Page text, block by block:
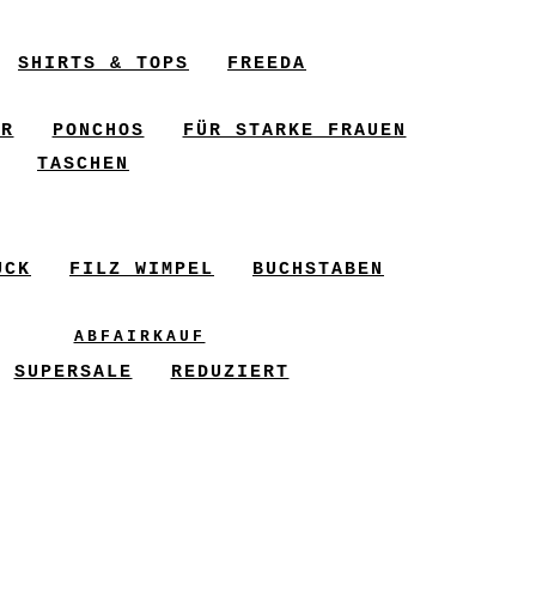
SHIRTS & TOPS FREEDA
PONCHOS
FÜR STARKE FRAUEN
TASCHEN
FILZ WIMPEL BUCHSTABEN
ABFAIRKAUF
SUPERSALE REDUZIERT